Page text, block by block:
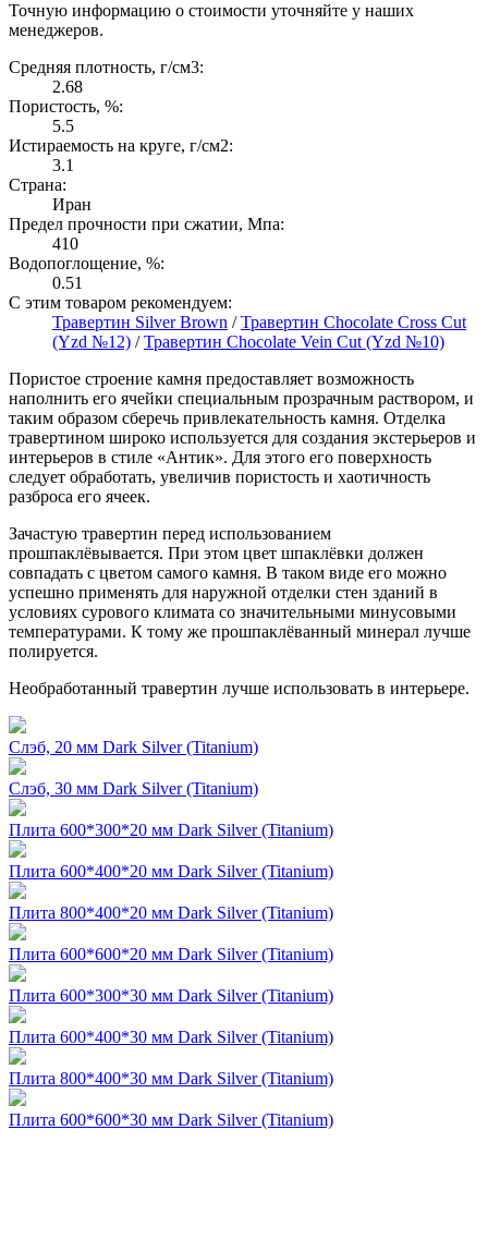
Точную информацию о стоимости уточняйте у наших
менеджеров.
Средняя плотность, г/см3:
2.68
Пористость, %:
5.5
Истираемость на круге, г/см2:
3.1
Страна:
Иран
Предел прочности при сжатии, Мпа:
410
Водопоглощение, %:
0.51
С этим товаром рекомендуем:
Травертин Silver Brown /Травертин Chocolate Cross Cut
(Yzd №12) /Травертин Chocolate Vein Cut (Yzd №10)
Пористое строение камня предоставляет возможность
наполнить его ячейки специальным прозрачным раствором, и
таким образом сберечь привлекательность камня. Отделка
травертином широко используется для создания экстерьеров и
интерьеров в стиле «Антик». Для этого его поверхность
следует обработать, увеличив пористость и хаотичность
разброса его ячеек.
Зачастую травертин перед использованием
прошпаклёвывается. При этом цвет шпаклёвки должен
совпадать с цветом самого камня. В таком виде его можно
успешно применять для наружной отделки стен зданий в
условиях сурового климата со значительными минусовыми
температурами. К тому же прошпаклёванный минерал лучше
полируется.
Необработанный травертин лучше использовать в интерьере.
Слэб, 20 мм Dark Silver (Titanium)
Слэб, 30 мм Dark Silver (Titanium)
Плита 600*300*20 мм Dark Silver (Titanium)
Плита 600*400*20 мм Dark Silver (Titanium)
Плита 800*400*20 мм Dark Silver (Titanium)
Плита 600*600*20 мм Dark Silver (Titanium)
Плита 600*300*30 мм Dark Silver (Titanium)
Плита 600*400*30 мм Dark Silver (Titanium)
Плита 800*400*30 мм Dark Silver (Titanium)
Плита 600*600*30 мм Dark Silver (Titanium)